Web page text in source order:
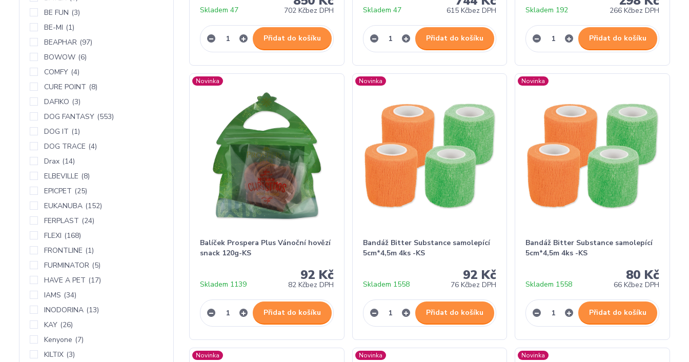
702 Kčbez DPH
Skladem 47
Přidat do košíku
615 Kčbez DPH
Skladem 47
Přidat do košíku
266 Kčbez DPH
Skladem 192
Přidat do košíku
Novinka
Balíček Prospera Plus Vánoční hovězí
snack 120g-KS
92 Kč
82 Kčbez DPH
Skladem 1139
Přidat do košíku
Novinka
Bandáž Bitter Substance samolepící
5cm*4,5m 4ks -KS
92 Kč
76 Kčbez DPH
Skladem 1558
Přidat do košíku
Novinka
Bandáž Bitter Substance samolepící
5cm*4,5m 4ks -KS
80 Kč
66 Kčbez DPH
Skladem 1558
Přidat do košíku
Novinka Novinka Novinka
BE FUN (3)
BE-MI (1)
BEAPHAR (97)
BOWOW (6)
COMFY (4)
CURE POINT (8)
DAFIKO (3)
DOG FANTASY (553)
DOG IT (1)
DOG TRACE (4)
Drax (14)
ELBEVILLE (8)
EPICPET (25)
EUKANUBA (152)
FERPLAST (24)
FLEXI (168)
FRONTLINE (1)
FURMINATOR (5)
HAVE A PET (17)
IAMS (34)
INODORINA (13)
KAY (26)
Kenyone (7)
KILTIX (3)